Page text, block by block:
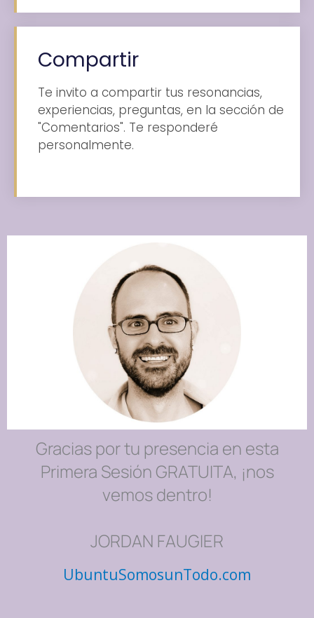
Compartir
Te invito a compartir tus resonancias,
experiencias, preguntas, en la sección de
"Comentarios". Te responderé
personalmente.
Gracias por tu presencia en esta
Primera Sesión GRATUITA, ¡nos
vemos dentro!
JORDAN FAUGIER
UbuntuSomosunTodo.com